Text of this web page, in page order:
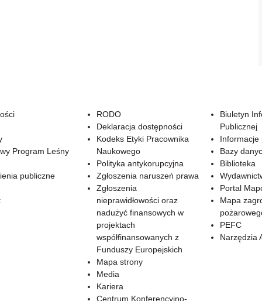
Program Leśny
publiczne
RODO
Deklaracja dostępności
Kodeks Etyki Pracownika
Naukowego
Polityka antykorupcyjna
Zgłoszenia naruszeń prawa
Zgłoszenia
nieprawidłowości oraz
nadużyć finansowych w
projektach
współfinansowanych z
Funduszy Europejskich
Mapa strony
Media
Kariera
Centrum Konferencyjno-
Biuletyn
Publicznej
Informacje
Bazy
Biblioteka
Portal
Mapa
PEFC
Narzędzia